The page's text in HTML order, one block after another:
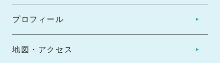
2026.05.13
プロフィール
地図・アクセス